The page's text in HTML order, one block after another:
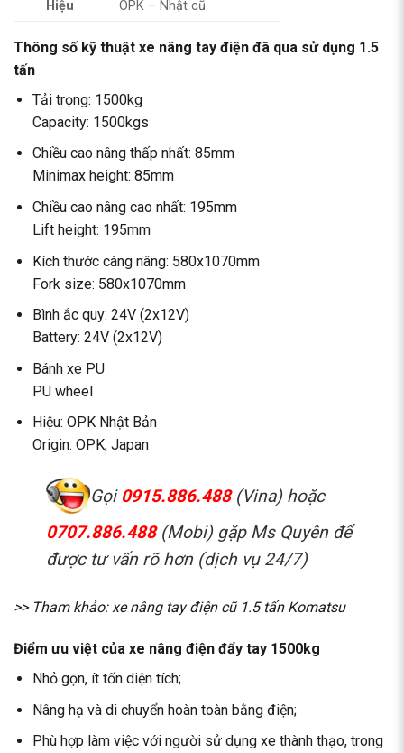
Hiệu OPK – Nhật cũ
Thông số kỹ thuật xe nâng tay điện đã qua sử dụng 1.5
tấn
Tải trọng: 1500kg
Capacity: 1500kgs
Chiều cao nâng thấp nhất: 85mm
Minimax height: 85mm
Chiều cao nâng cao nhất: 195mm
Lift height: 195mm
Kích thước càng nâng: 580x1070mm
Fork size: 580x1070mm
Bình ắc quy: 24V (2x12V)
Battery: 24V (2x12V)
Bánh xe PU
PU wheel
Hiệu: OPK Nhật Bản
Origin: OPK, Japan
Gọi 0915.886.488(Vina) hoặc
0707.886.488 (Mobi) gặp Ms Quyên để
được tư vấn rõ hơn (dịch vụ 24/7)
>> Tham khảo:xe nâng tay điện cũ 1.5 tấn Komatsu
Điểm ưu việt của xe nâng điện đẩy tay 1500kg
Nhỏ gọn, ít tốn diện tích;
Nâng hạ và di chuyển hoàn toàn bằng điện;
Phù hợp làm việc với người sử dụng xe thành thạo, trong